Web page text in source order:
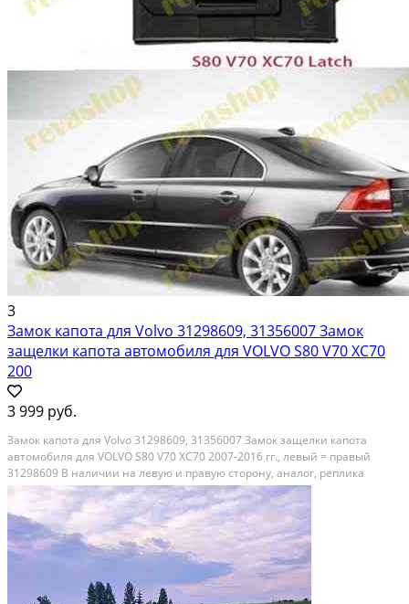
3
Замок капота для Volvo 31298609, 31356007 Замок
защелки капота автомобиля для VOLVO S80 V70 XC70
200
3 999 руб.
Замок капота для Volvo 31298609, 31356007 Замок защелки капота
автомобиля для VOLVO S80 V70 XC70 2007-2016 гг., левый = правый
31298609 В наличии на левую и правую сторону, аналог, реплика
отличного качества 31298609, 31356007 · Уточняйте у менеджера
Защелка капота, механизм крепления в сборе...